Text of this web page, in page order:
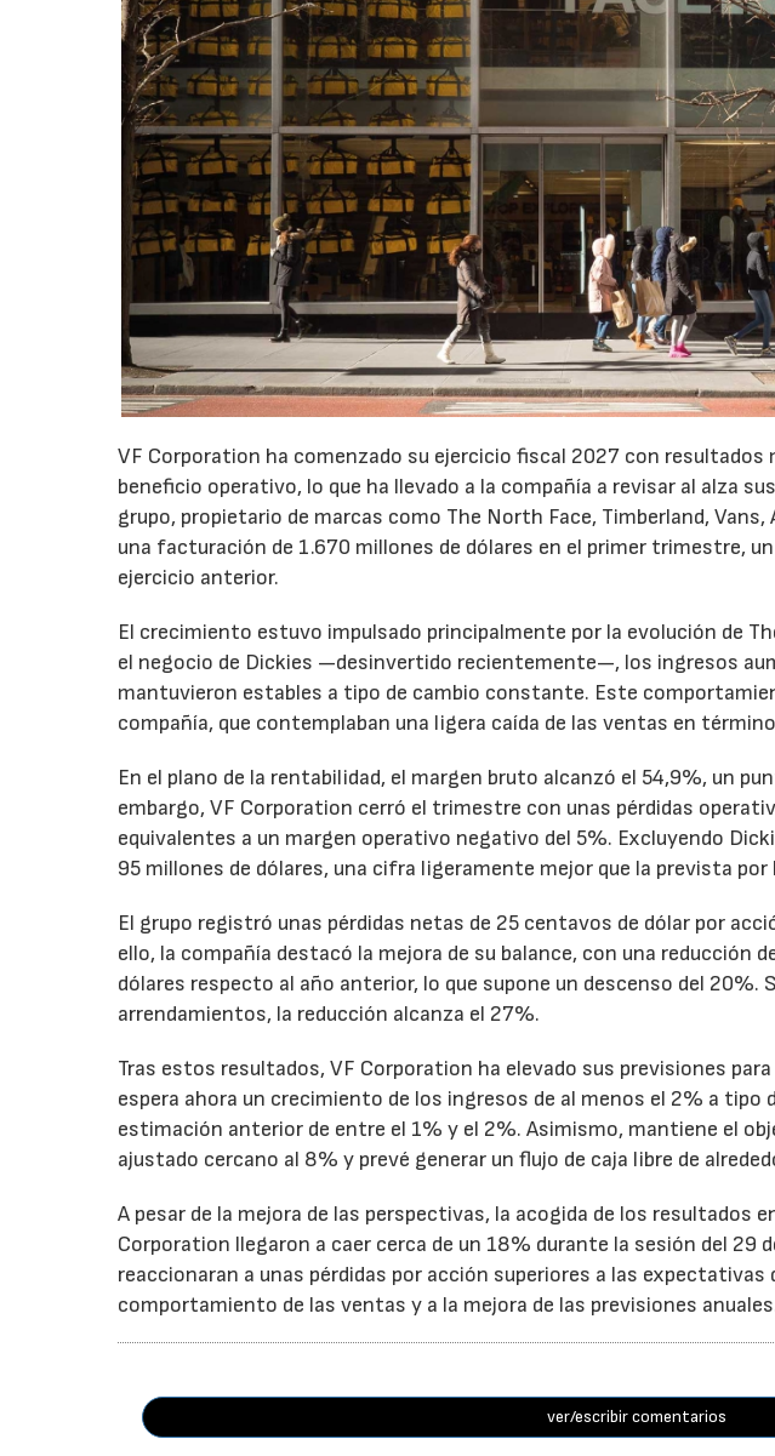
VF Corporation ha comenzado su ejercicio fiscal 2027 con
beneficio operativo, lo que ha llevado a la compañía a revisar al alza
grupo, propietario de marcas como The North Face, Timberland,
una facturación de 1.670 millones de dólares en el primer trimestre,
ejercicio anterior.
El crecimiento estuvo impulsado principalmente por la evolución de
el negocio de Dickies —desinvertido recientemente—, los ingresos
mantuvieron estables a tipo de cambio constante. Este
compañía, que contemplaban una ligera caída de las ventas en
En el plano de la rentabilidad, el margen bruto alcanzó el 54,9%, un
embargo, VF Corporation cerró el trimestre con unas pérdidas
equivalentes a un margen operativo negativo del 5%. Excluyendo
95 millones de dólares, una cifra ligeramente mejor que la prevista por
El grupo registró unas pérdidas netas de 25 centavos de dólar por
ello, la compañía destacó la mejora de su balance, con una reducción
dólares respecto al año anterior, lo que supone un descenso del 20%.
arrendamientos, la reducción alcanza el 27%.
Tras estos resultados, VF Corporation ha elevado sus previsiones
espera ahora un crecimiento de los ingresos de al menos el 2% a
estimación anterior de entre el 1% y el 2%. Asimismo, mantiene el
ajustado cercano al 8% y prevé generar un flujo de caja libre de
A pesar de la mejora de las perspectivas, la acogida de los resultados
Corporation llegaron a caer cerca de un 18% durante la sesión del 29
reaccionaran a unas pérdidas por acción superiores a las expectativas
comportamiento de las ventas y a la mejora de las previsiones
ver/escribir comentarios